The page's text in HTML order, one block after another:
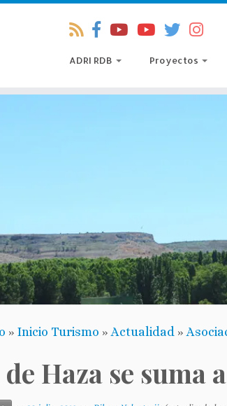
ADRI RDB Proyectos
» Inicio Turismo » Actualidad »
de Haza se